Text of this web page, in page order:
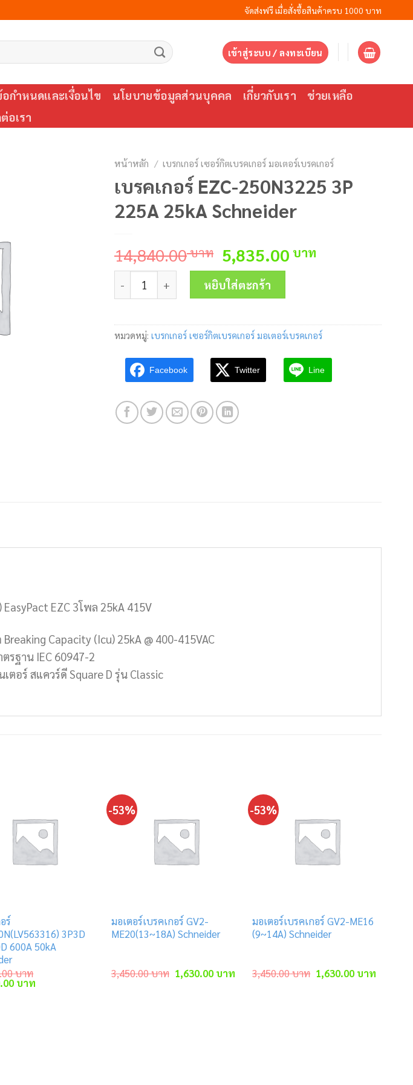
จัดส่งฟรี เมื่อสั่งซื้อสินค้าครบ 1000 บาท
เข้าสู่ระบบ / ลงทะเบียน
กำหนดและเงื่อนไข นโยบายข้อมูลส่วนบุคคล เกี่ยวกับเรา
ช่วยเหลือ
อเรา
หน้าหลัก / เบรกเกอร์ เซอร์กิตเบรคเกอร์ มอเตอร์เบรคเกอร์
เบรคเกอร์ EZC-250N3225 3P
225A 25kA Schneider
14,840.00บาท Original
price
was:
14,840.00 บาท.
5,835.00 บาท
จำนวน เบรคเกอร์ EZC-250N3225 3P 225A 25kA Schneider ชิ้น
หยิบใส่ตะกร้า
หมวดหมู่: เบรกเกอร์ เซอร์กิตเบรคเกอร์ มอเตอร์เบรคเกอร์
Facebook Twitter Line
EZC 3โพล 25kA 415V
Capacity (Icu) 25kA @ 400-415VAC
รฐาน IEC 60947-2
อร์ สแควร์ดี Square D รุ่น Classic
ร์
3P3D
600A 50kA
บาท
บาท
-53%
มอเตอร์เบรคเกอร์ GV2-
ME20(13~18A) Schneider
3,450.00บาท Original
price
1,630.00บาทCurrent
price
-53%
มอเตอร์เบรคเกอร์ GV2-ME16
(9~14A) Schneider
3,450.00บาท Original
price
1,630.00 บาท